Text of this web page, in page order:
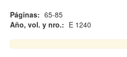
Páginas: 65-85
Año, vol. y nro.: E 1240